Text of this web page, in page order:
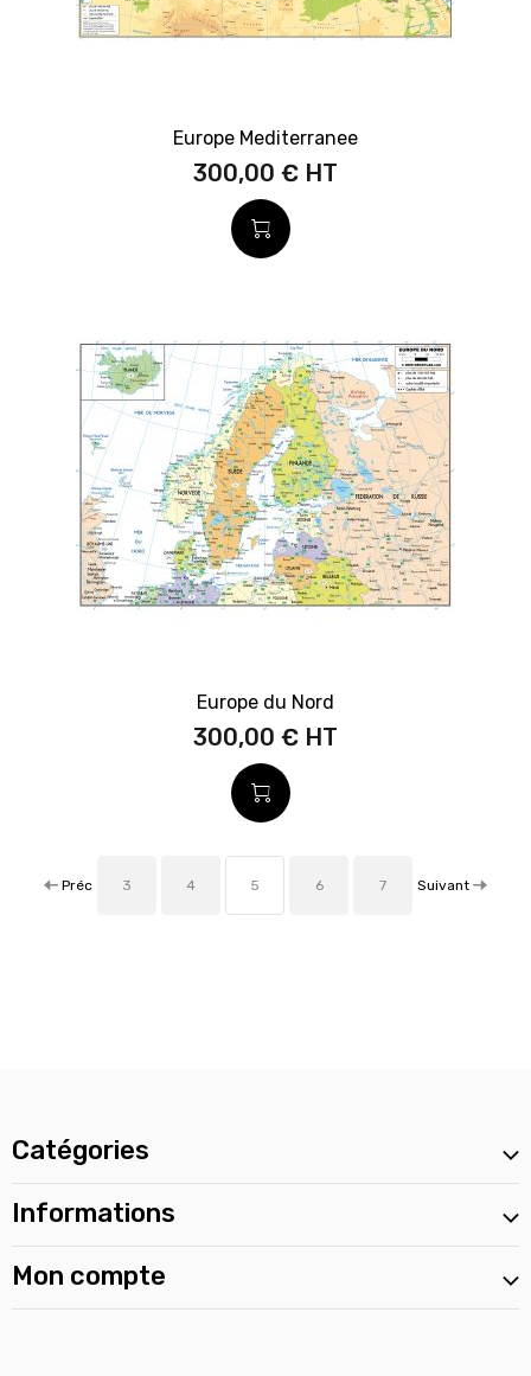
Europe Mediterranee
300,00 €
Europe du Nord
300,00 €
Préc 3 4 5 6 7 Suivant
Catégories
Informations
Mon compte